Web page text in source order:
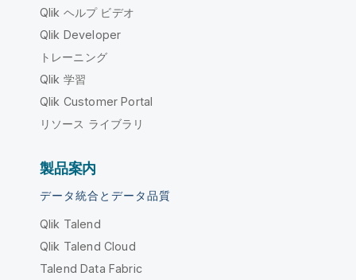
Qlik ヘルプ ビデオ
Qlik Developer
トレーニング
Qlik 学習
Qlik Customer Portal
リソース ライブラリ
製品案内
データ統合とデータ品質
Qlik Talend
Qlik Talend Cloud
Talend Data Fabric